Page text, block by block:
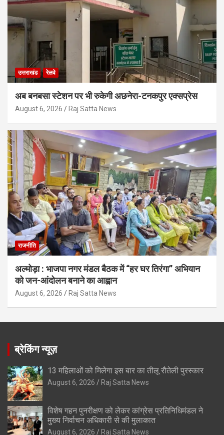
उत्तराखंड रेलवे
अब बनबसा स्टेशन पर भी रुकेगी अछनेरा-टनकपुर एक्सप्रेस
August 6, 2026 Raj Satta News
राजनीति
अल्मोड़ा : भाजपा नगर मंडल बैठक में “हर घर तिरंगा” अभियान
को जन-आंदोलन बनाने का आह्वान
August 6, 2026 Raj Satta News
ब्रेकिंग न्यूज़
13 महिलाओं को मिलेगा इस बार का तीलू रौतेली पुरस्कार
August 6, 2026 Raj Satta News
विशेष गहन पुनरीक्षण को लेकर कांग्रेस प्रतिनिधिमंडल ने
मुख्य निर्वाचन अधिकारी से की मुलाकात
August 6, 2026 Raj Satta News